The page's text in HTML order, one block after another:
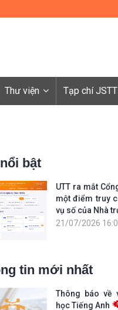
Thư viện Tạp chí JSTT
bật
UTT ra mắt
một điểm truy
vụ số của Nhà
21/07/2026
tin mới nhất
Thông báo về
học Tiếng Anh